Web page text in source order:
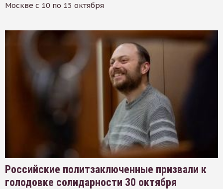
Москве с 10 по 15 октября
Российские политзаключенные призвали к
голодовке солидарности 30 октября